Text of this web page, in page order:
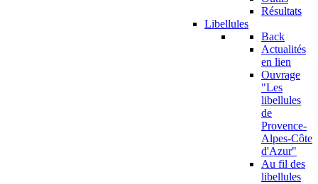
Résultats
Libellules
Back
Actualités
en lien
Ouvrage
"Les
libellules
de
Provence-
Alpes-Côte
d'Azur"
Au fil des
libellules